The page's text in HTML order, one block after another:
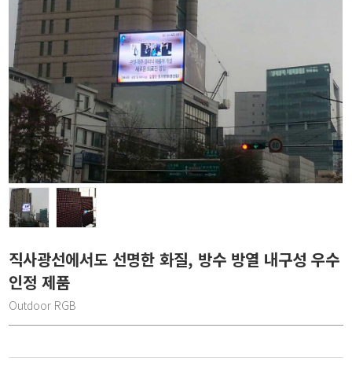
직사광선에서도 선명한 화질, 방수 방열 내구성 우수
인정 제품
Outdoor RGB